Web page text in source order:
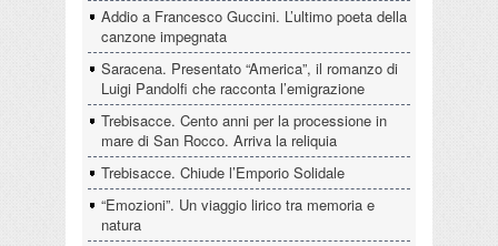
Addio a Francesco Guccini. L’ultimo poeta della
canzone impegnata
Saracena. Presentato “America”, il romanzo di
Luigi Pandolfi che racconta l’emigrazione
Trebisacce. Cento anni per la processione in
mare di San Rocco. Arriva la reliquia
Trebisacce. Chiude l’Emporio Solidale
“Emozioni”. Un viaggio lirico tra memoria e
natura